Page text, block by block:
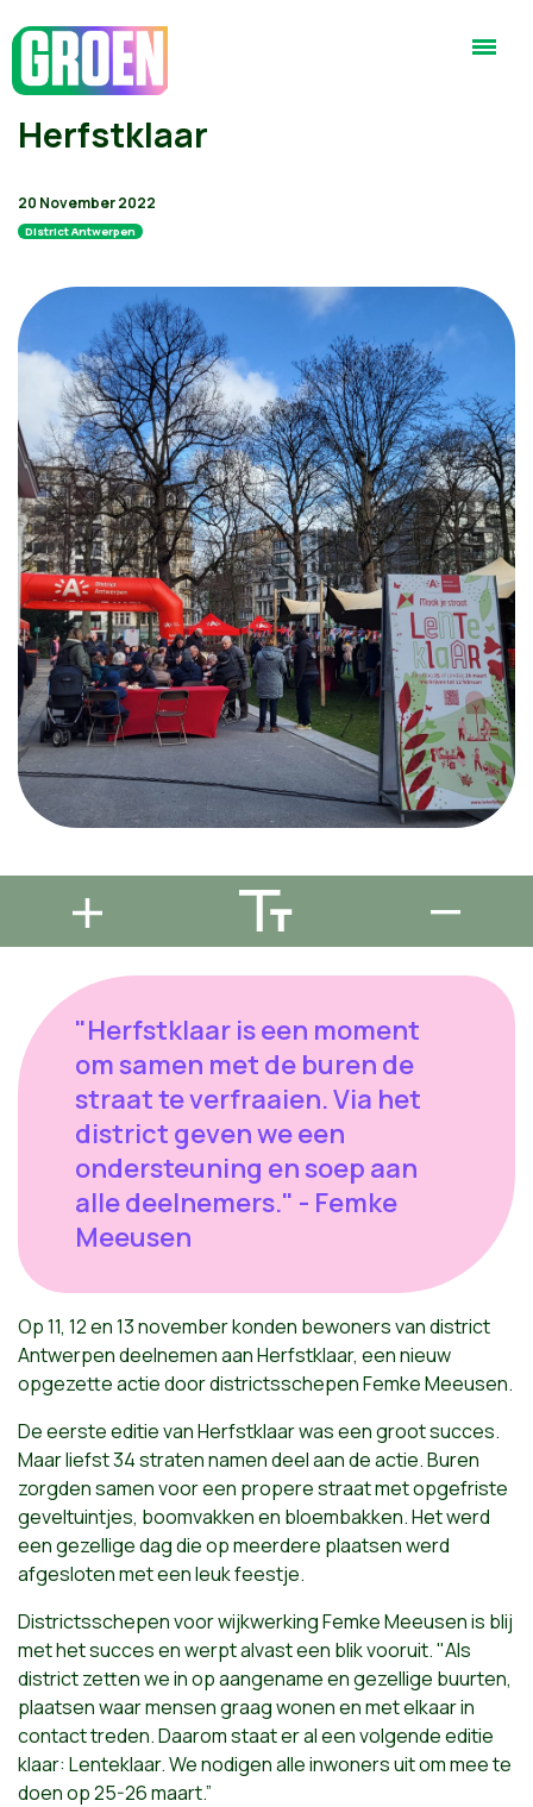
Herfstklaar
20 November 2022
District Antwerpen
"Herfstklaar is een moment
om samen met de buren de
straat te verfraaien. Via het
district geven we een
ondersteuning en soep aan
alle deelnemers." - Femke
Meeusen
Op 11, 12 en 13 november konden bewoners van district
Antwerpen deelnemen aan Herfstklaar, een nieuw
opgezette actie door districtsschepen Femke Meeusen.
De eerste editie van Herfstklaar was een groot succes.
Maar liefst 34 straten namen deel aan de actie. Buren
zorgden samen voor een propere straat met opgefriste
geveltuintjes, boomvakken en bloembakken. Het werd
een gezellige dag die op meerdere plaatsen werd
afgesloten met een leuk feestje.
Districtsschepen voor wijkwerking Femke Meeusen is blij
met het succes en werpt alvast een blik vooruit. "Als
district zetten we in op aangename en gezellige buurten,
plaatsen waar mensen graag wonen en met elkaar in
contact treden.Daarom staat er al een volgende editie
klaar: Lenteklaar. We nodigen alle inwoners uit om mee te
doen op 25-26 maart.”